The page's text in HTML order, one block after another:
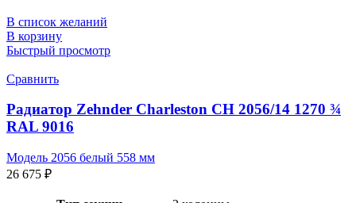
В список желаний
В корзину
Быстрый просмотр
Сравнить
Радиатор Zehnder Charleston CH 2056/14 1270 ¾
RAL 9016
Модель 2056 белый 558 мм
26 675 ₽